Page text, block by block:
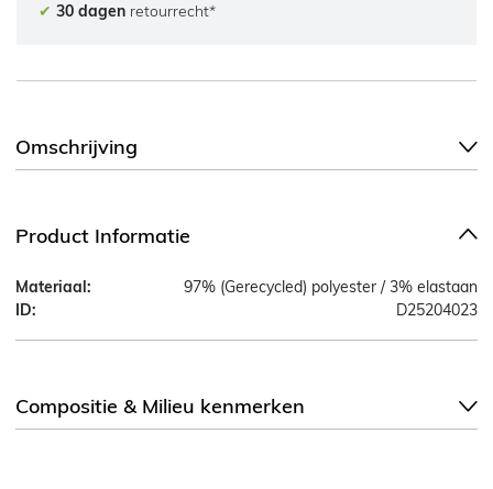
✔ 30 dagen retourrecht*
Omschrijving
Product Informatie
Materiaal:
97% (Gerecycled) polyester / 3% elastaan
ID:
D25204023
Compositie & Milieu kenmerken